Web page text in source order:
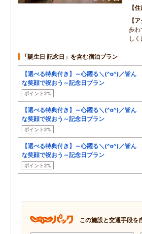
住
ア
歩
しく
「誕生日 記念日」を含む宿泊プラン
【選べる特典付き】～心躍る＼(^o^)／皆ん
な笑顔で祝おう～記念日プラン
ポイント2%
【選べる特典付き】～心躍る＼(^o^)／皆ん
な笑顔で祝おう～記念日プラン
ポイント2%
【選べる特典付き】～心躍る＼(^o^)／皆ん
な笑顔で祝おう～記念日プラン
ポイント2%
この施設と交通手段を